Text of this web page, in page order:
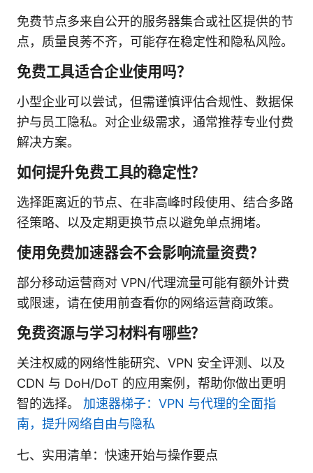
免费节点多来自公开的服务器集合或社区提供的节
点，质量良莠不齐，可能存在稳定性和隐私风险。
免费工具适合企业使用吗？
小型企业可以尝试，但需谨慎评估合规性、数据保
护与员工隐私。对企业级需求，通常推荐专业付费
解决方案。
如何提升免费工具的稳定性？
选择距离近的节点、在非高峰时段使用、结合多路
径策略、以及定期更换节点以避免单点拥堵。
使用免费加速器会不会影响流量资费？
部分移动运营商对 VPN/代理流量可能有额外计费
或限速，请在使用前查看你的网络运营商政策。
免费资源与学习材料有哪些？
关注权威的网络性能研究、VPN 安全评测、以及
CDN 与 DoH/DoT 的应用案例，帮助你做出更明
智的选择。 加速器梯子：VPN 与代理的全面指
南，提升网络自由与隐私
七、实用清单：快速开始与操作要点